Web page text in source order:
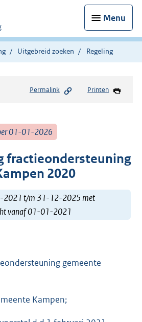
Menu
Uitgebreid zoeken Regeling
Permalink Printen
01-01-2026
fractieondersteuning
2020
2021 t/m 31-12-2025 met
vanaf 01-01-2021
gemeente
Kampen;